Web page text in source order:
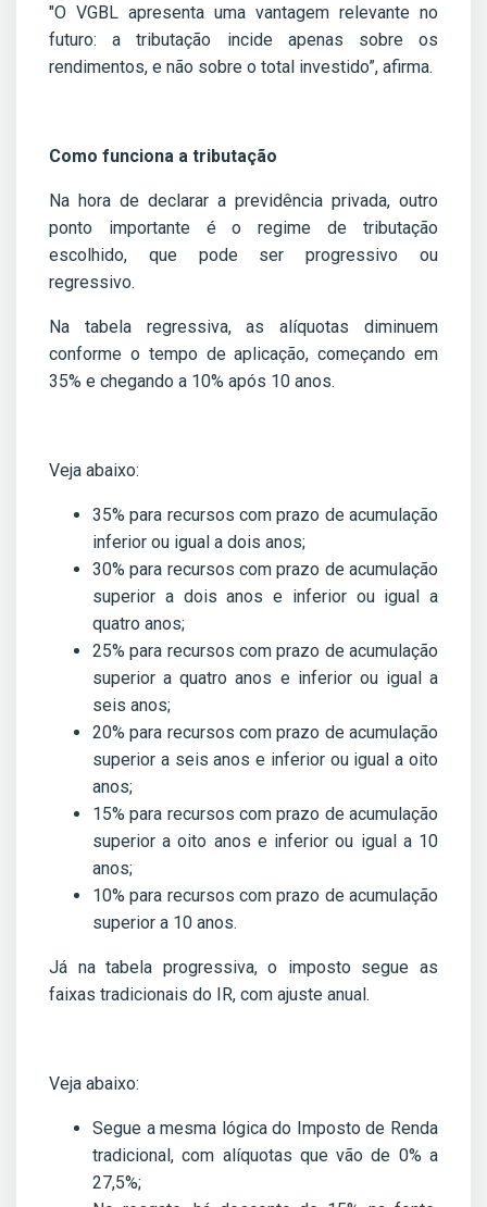
"O VGBL apresenta uma vantagem relevante no
futuro: a tributação incide apenas sobre os
rendimentos, e não sobre o total investido”, afirma.
Como funciona a tributação
Na hora de declarar a previdência privada, outro
ponto importante é o regime de tributação
escolhido, que pode ser progressivo ou
regressivo.
Na tabela regressiva, as alíquotas diminuem
conforme o tempo de aplicação, começando em
35% e chegando a 10% após 10 anos.
Veja abaixo:
35% para recursos com prazo de acumulação
inferior ou igual a dois anos;
30% para recursos com prazo de acumulação
superior a dois anos e inferior ou igual a
quatro anos;
25% para recursos com prazo de acumulação
superior a quatro anos e inferior ou igual a
seis anos;
20% para recursos com prazo de acumulação
superior a seis anos e inferior ou igual a oito
anos;
15% para recursos com prazo de acumulação
superior a oito anos e inferior ou igual a 10
anos;
10% para recursos com prazo de acumulação
superior a 10 anos.
Já na tabela progressiva, o imposto segue as
faixas tradicionais do IR, com ajuste anual.
Veja abaixo:
Segue a mesma lógica do Imposto de Renda
tradicional, com alíquotas que vão de 0% a
27,5%;